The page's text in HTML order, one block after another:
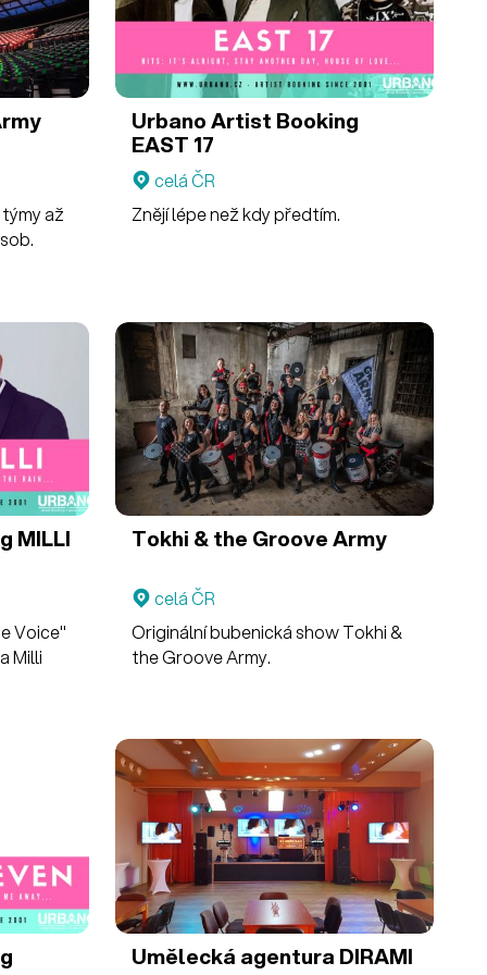
až
Urbano Artist Booking
EAST 17
celá ČR
Znějí lépe než kdy předtím.
MILLI
Voice"
Milli
Tokhi & the Groove Army
celá ČR
Originální bubenická show Tokhi &
the Groove Army.
Umělecká agentura DIRAMI